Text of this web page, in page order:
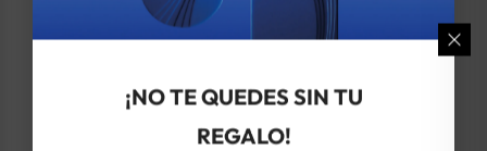
¡NO TE QUEDES SIN TU
REGALO!